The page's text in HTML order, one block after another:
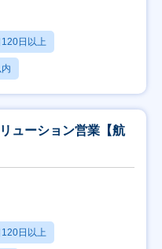
日以上
ューション営業【航
日以上